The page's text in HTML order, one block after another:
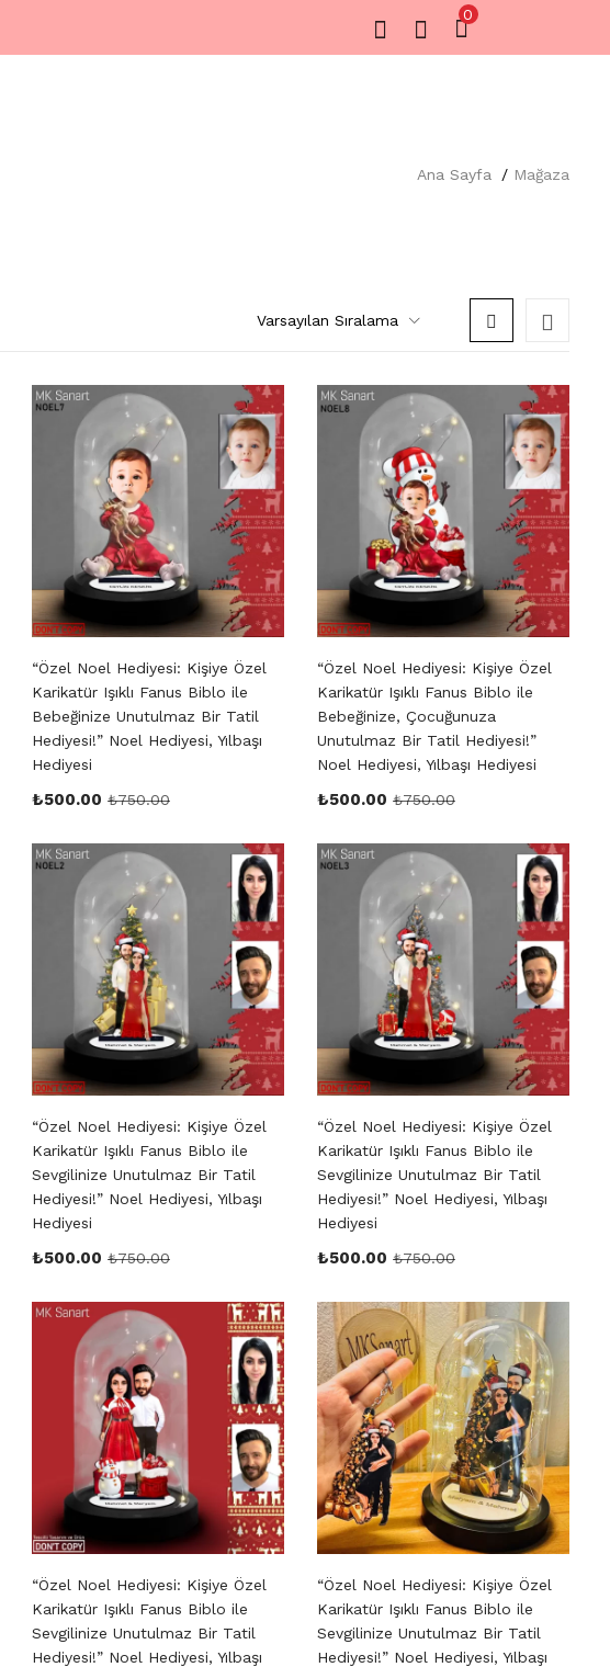
0
Ana Sayfa Mağaza
Varsayılan Sıralama
“Özel Noel Hediyesi: Kişiye Özel
Karikatür Işıklı Fanus Biblo ile
Bebeğinize Unutulmaz Bir Tatil
Hediyesi!” Noel Hediyesi, Yılbaşı
Hediyesi
₺500.00 ₺750.00
“Özel Noel Hediyesi: Kişiye Özel
Karikatür Işıklı Fanus Biblo ile
Bebeğinize, Çocuğunuza
Unutulmaz Bir Tatil Hediyesi!”
Noel Hediyesi, Yılbaşı Hediyesi
₺500.00 ₺750.00
“Özel Noel Hediyesi: Kişiye Özel
Karikatür Işıklı Fanus Biblo ile
Sevgilinize Unutulmaz Bir Tatil
Hediyesi!” Noel Hediyesi, Yılbaşı
Hediyesi
₺500.00 ₺750.00
“Özel Noel Hediyesi: Kişiye Özel
Karikatür Işıklı Fanus Biblo ile
Sevgilinize Unutulmaz Bir Tatil
Hediyesi!” Noel Hediyesi, Yılbaşı
Hediyesi
₺500.00 ₺750.00
“Özel Noel Hediyesi: Kişiye Özel
Karikatür Işıklı Fanus Biblo ile
Sevgilinize Unutulmaz Bir Tatil
Hediyesi!” Noel Hediyesi, Yılbaşı
“Özel Noel Hediyesi: Kişiye Özel
Karikatür Işıklı Fanus Biblo ile
Sevgilinize Unutulmaz Bir Tatil
Hediyesi!” Noel Hediyesi, Yılbaşı